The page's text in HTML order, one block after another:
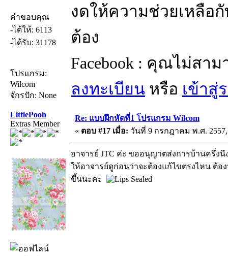
คำขอบคุณ
-ได้ให้: 6113
-ได้รับ: 31178
โปรแกรม:
Wilcom
จักรปัก: None
งดให้ความช่วยเหลือ
ต้อง
Facebook : คุณไม่สา
ลงทะเบียน หรือ เข้าสู่
LittlePooh
Extras Member
Re: แบบฝึกหัดที่1 โปรแกรม Wilcom
« ตอบ #17 เมื่อ: วันที่ 9 กรกฎาคม พ.ศ. 2557,
อาจารย์ JTC ค่ะ ขออนุญาตส่งการบ้านครึ่ง
ให้อาจารย์ดูก่อนว่าจะต้องแก้ไขตรงไหน ต้อ
ขึ้นนะคะ